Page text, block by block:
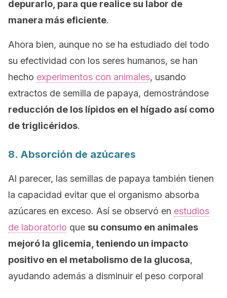
depurarlo, para que realice su labor de
manera más eficiente.
Ahora bien, aunque no se ha estudiado del todo
su efectividad con los seres humanos, se han
hecho experimentos con animales, usando
extractos de semilla de papaya, demostrándose
reducción de los lípidos en el hígado así como
de triglicéridos.
8. Absorción de azúcares
Al parecer, las semillas de papaya también tienen
la capacidad evitar que el organismo absorba
azúcares en exceso. Así se observó en estudios
de laboratorio que su consumo en animales
mejoró la glicemia, teniendo un impacto
positivo en el metabolismo de la glucosa,
ayudando además a disminuir el peso corporal